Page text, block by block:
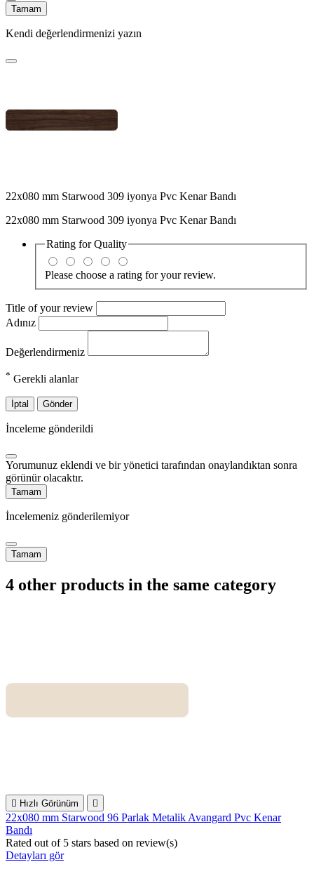
Tamam
Kendi değerlendirmenizi yazın
22x080 mm Starwood 309 iyonya Pvc Kenar Bandı
22x080 mm Starwood 309 iyonya Pvc Kenar Bandı
Rating forQuality
Please choose a rating for your review.
Title of your review
Adınız
Değerlendirmeniz
* Gerekli alanlar
İptal Gönder
İnceleme gönderildi
Yorumunuz eklendi ve bir yönetici tarafından onaylandıktan sonra
görünür olacaktır.
Tamam
İncelemeniz gönderilemiyor
Tamam
4 other products in the same category
 Hızlı Görünüm 
22x080 mm Starwood 96 Parlak Metalik Avangard Pvc Kenar
Bandı
Rated out of 5 stars based on review(s)
Detayları gör